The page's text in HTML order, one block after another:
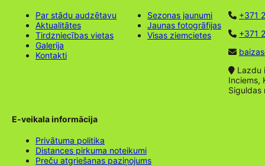
Par stādu audzētavu
Aktualitātes
Tirdzniecības vietas
Galerija
Kontakti
Sezonas jaunumi
Jaunas fotogrāfijas
Visas ziemcietes
+371
+371
Lazdu
Inciems,
Siguldas
E-veikala informācija
Privātuma politika
Distances pirkuma noteikumi
Preču atgriešanas paziņojums